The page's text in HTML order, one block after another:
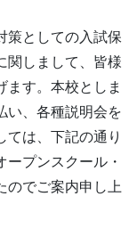
策としての入試保
関しまして、皆様
ます。本校としま
い、各種説明会を
ては、下記の通り
プンスクール・
のでご案内申し上